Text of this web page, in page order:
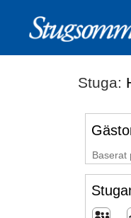
Stuga:
Baserat